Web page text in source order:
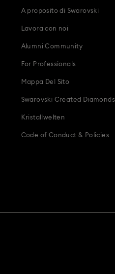
A proposito di Swarovski
Lavora con noi
Alumni Community
For Professionals
Mappa Del Sito
Swarovski Created Diamonds
Kristallwelten
Code of Conduct & Policies